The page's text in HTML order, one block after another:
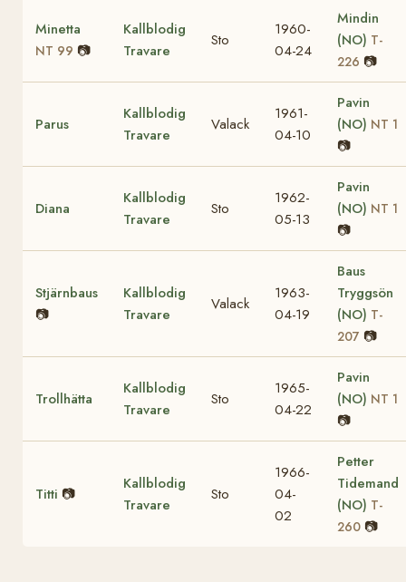
Minetta
NT 99 📷
Kallblodig
Travare
Sto
1960-
04-24
Mindin
(NO) T-
226 📷
Parus
Kallblodig
Travare
Valack
1961-
04-10
Pavin
(NO) NT 1
📷
Diana
Kallblodig
Travare
Sto
1962-
05-13
Pavin
(NO) NT 1
📷
Stjärnbaus
📷
Kallblodig
Travare
Valack
1963-
04-19
Baus
Tryggsön
(NO) T-
207 📷
Trollhätta
Kallblodig
Travare
Sto
1965-
04-22
Pavin
(NO) NT 1
📷
Titti 📷
Kallblodig
Travare
Sto
1966-
04-
02
Petter
Tidemand
(NO) T-
260 📷